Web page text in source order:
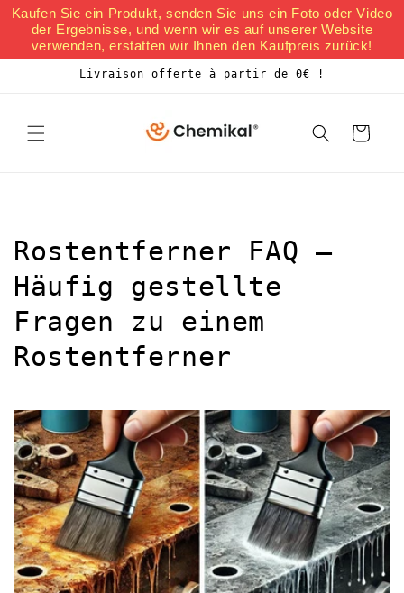
Kaufen Sie ein Produkt, senden Sie uns ein Foto oder Video
der Ergebnisse, und wenn wir es auf unserer Website
verwenden, erstatten wir Ihnen den Kaufpreis zurück!
passer
au
contenu
Livraison offerte à partir de 0€ !
Panier
Rostentferner FAQ –
Häufig gestellte
Fragen zu einem
Rostentferner